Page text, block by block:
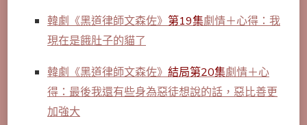
韓劇《黑道律師文森佐》 第19集劇情＋心得：我
現在是餓肚子的貓了
韓劇《黑道律師文森佐》 結局第20集劇情＋心
得：最後我還有些身為惡徒想說的話，惡比善更
加強大